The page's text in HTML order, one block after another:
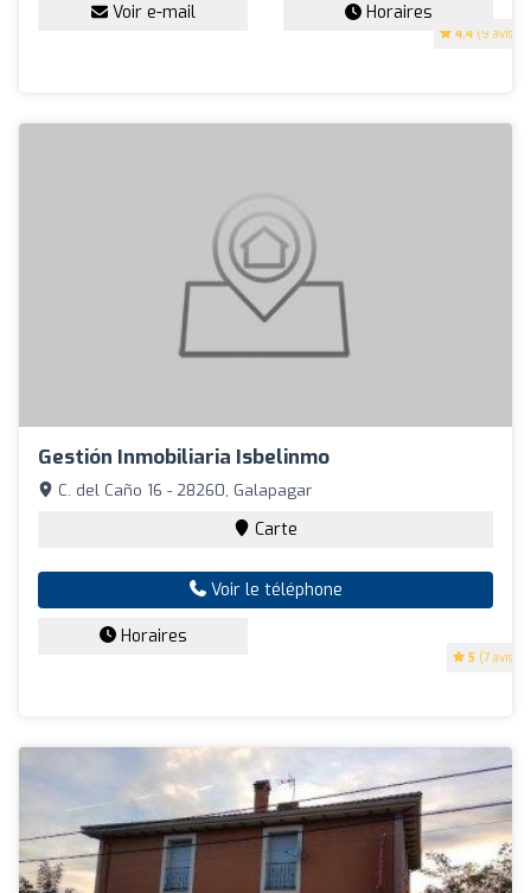
4.4 (9 avis)
Voir e-mail Horaires
Gestión Inmobiliaria Isbelinmo
5 (7 avis)
C. del Caño 16 - 28260, Galapagar
Carte
Voir le téléphone
Horaires